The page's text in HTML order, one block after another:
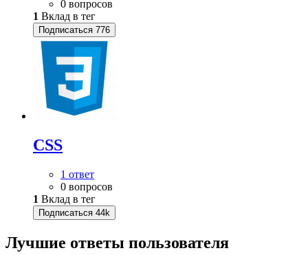
0 вопросов
1 Вклад в тег
Подписаться 776
CSS
1 ответ
0 вопросов
1 Вклад в тег
Подписаться 44k
Лучшие ответы пользователя